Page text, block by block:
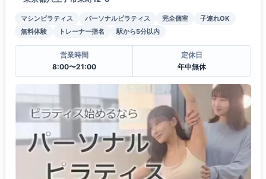
マシンピラティス パーソナルピラティス 完全個室
子連れOK
無料体験
トレーナー指名 駅から5分以内
営業時間
8:00〜21:00
定休日
年中無休